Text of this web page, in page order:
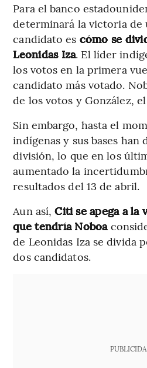
Para el banco
determinará la victoria de
candidato es cómo se
Leonidas Iza. El líder
los votos en la primera
candidato más votado.
de los votos y González, el
Sin embargo, hasta el
indígenas y sus bases han
división, lo que en los
aumentado la
resultados del 13 de abril.
Aun así,Citi se apega a la
que tendría Noboa
de Leonidas Iza se divida
dos candidatos.